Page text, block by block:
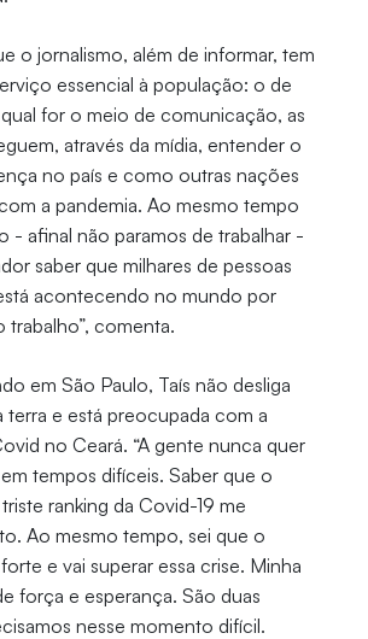
o jornalismo, além de informar, tem
essencial à população: o de
qual for o meio de comunicação, as
através da mídia, entender o
no país e como outras nações
a pandemia. Ao mesmo tempo
- afinal não paramos de trabalhar -
saber que milhares de pessoas
acontecendo no mundo por
trabalho”, comenta.
em São Paulo, Taís não desliga
terra e está preocupada com a
no Ceará. “A gente nunca quer
tempos difíceis. Saber que o
ranking da Covid-19 me
Ao mesmo tempo, sei que o
e vai superar essa crise. Minha
força e esperança. São duas
nesse momento difícil.